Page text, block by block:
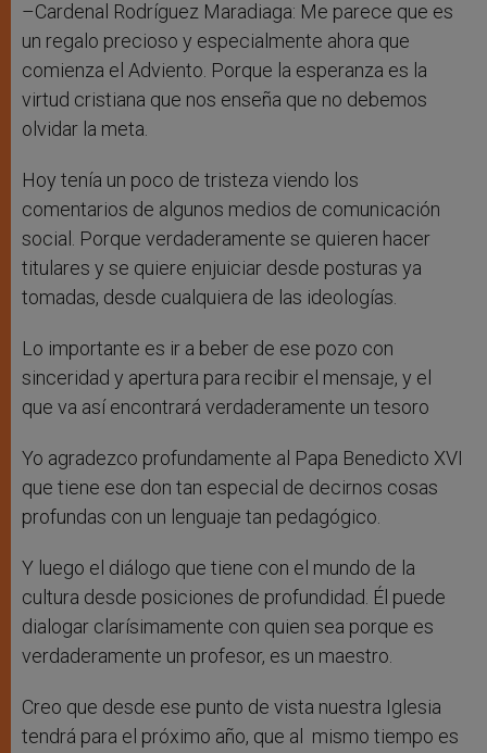
–Cardenal Rodríguez Maradiaga: Me parece que es
un regalo precioso y especialmente ahora que
comienza el Adviento. Porque la esperanza es la
virtud cristiana que nos enseña que no debemos
olvidar la meta.
Hoy tenía un poco de tristeza viendo los
comentarios de algunos medios de comunicación
social. Porque verdaderamente se quieren hacer
titulares y se quiere enjuiciar desde posturas ya
tomadas, desde cualquiera de las ideologías.
Lo importante es ir a beber de ese pozo con
sinceridad y apertura para recibir el mensaje, y el
que va así encontrará verdaderamente un tesoro
Yo agradezco profundamente al Papa Benedicto XVI
que tiene ese don tan especial de decirnos cosas
profundas con un lenguaje tan pedagógico.
Y luego el diálogo que tiene con el mundo de la
cultura desde posiciones de profundidad. Él puede
dialogar clarísimamente con quien sea porque es
verdaderamente un profesor, es un maestro.
Creo que desde ese punto de vista nuestra Iglesia
tendrá para el próximo año, que al mismo tiempo es